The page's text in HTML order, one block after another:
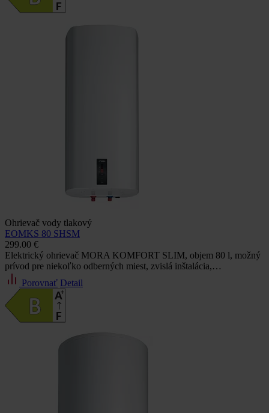
Ohrievač vody tlakový
EOMKS 80 SHSM
299.00 €
Elektrický ohrievač MORA KOMFORT SLIM, objem 80 l, možný
prívod pre niekoľko odberných miest, zvislá inštalácia,…
Porovnať Detail